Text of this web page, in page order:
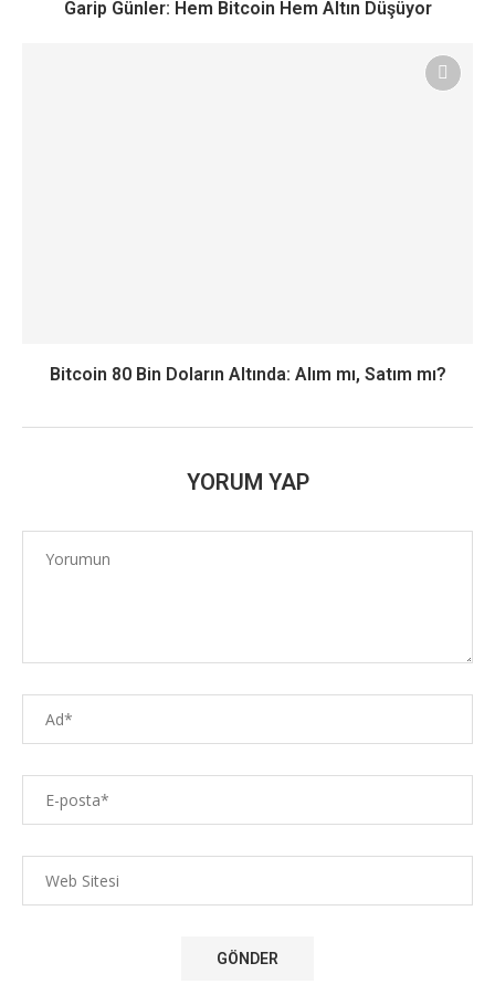
Garip Günler: Hem Bitcoin Hem Altın Düşüyor
Bitcoin 80 Bin Doların Altında: Alım mı, Satım mı?
YORUM YAP